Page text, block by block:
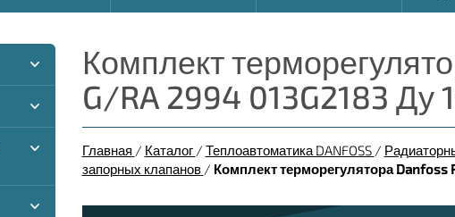
Комплект
G/RA 2994 013G2183 Ду
Главная / Каталог / Теплоавтоматика DANFOSS /
запорных клапанов / Комплект терморегулятора Danfoss